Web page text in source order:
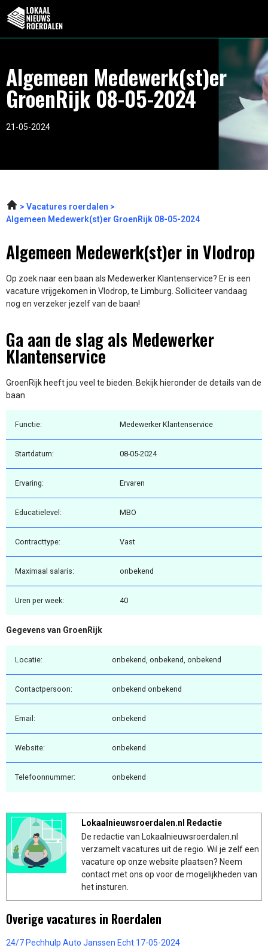
Algemeen Medewerk(st)er
GroenRijk 08-05-2024
21-05-2024
Vacatures roerdalen
Algemeen Medewerk(st)er GroenRijk 08-05-2024
Algemeen Medewerk(st)er in Vlodrop
Op zoek naar een baan als Medewerker Klantenservice? Er is een
vacature vrijgekomen in Vlodrop, te Limburg. Solliciteer vandaag
nog en verzeker jezelf van de baan!
Ga aan de slag als Medewerker
Klantenservice
GroenRijk heeft jou veel te bieden. Bekijk hieronder de details van de
baan
Functie: Medewerker Klantenservice
Startdatum: 08-05-2024
Ervaring: Ervaren
Educatielevel: MBO
Contracttype: Vast
Maximaal salaris: onbekend
Uren per week: 40
Gegevens van GroenRijk
Locatie: onbekend, onbekend, onbekend
Contactpersoon: onbekend onbekend
Email: onbekend
Website: onbekend
Telefoonnummer: onbekend
Lokaalnieuwsroerdalen.nl Redactie
De redactie van Lokaalnieuwsroerdalen.nl
verzamelt vacatures uit de regio. Wil je zelf een
vacature op onze website plaatsen? Neem
contact met ons op voor de mogelijkheden van
het insturen.
Overige vacatures in Roerdalen
24/7 Pechhulp Auto Janssen Echt 17-05-2024